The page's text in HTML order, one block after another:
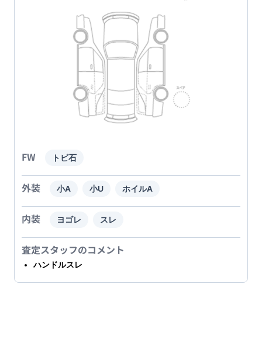
FW トビ石
外装 小A 小U ホイルA
内装 ヨゴレ スレ
査定スタッフのコメント
ハンドルスレ